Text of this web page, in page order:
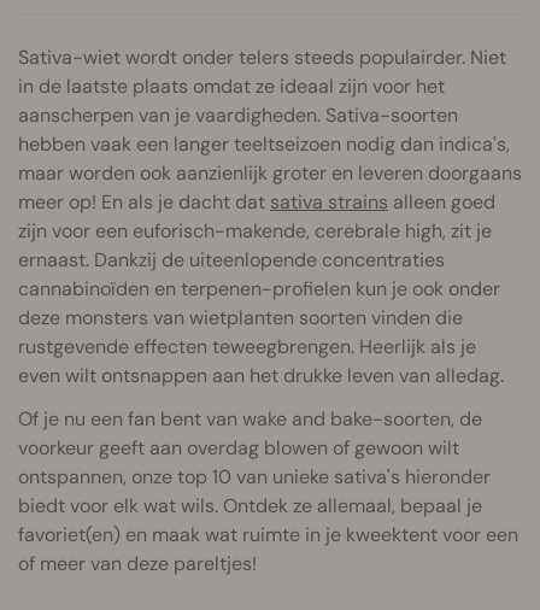
Sativa-wiet wordt onder telers steeds populairder. Niet
in de laatste plaats omdat ze ideaal zijn voor het
aanscherpen van je vaardigheden. Sativa-soorten
hebben vaak een langer teeltseizoen nodig dan indica's,
maar worden ook aanzienlijk groter en leveren doorgaans
meer op! En als je dacht dat sativa strains alleen goed
zijn voor een euforisch-makende, cerebrale high, zit je
ernaast. Dankzij de uiteenlopende concentraties
cannabinoïden en terpenen-profielen kun je ook onder
deze monsters van wietplanten soorten vinden die
rustgevende effecten teweegbrengen. Heerlijk als je
even wilt ontsnappen aan het drukke leven van alledag.
Of je nu een fan bent van wake and bake-soorten, de
voorkeur geeft aan overdag blowen of gewoon wilt
ontspannen, onze top 10 van unieke sativa's hieronder
biedt voor elk wat wils. Ontdek ze allemaal, bepaal je
favoriet(en) en maak wat ruimte in je kweektent voor een
of meer van deze pareltjes!